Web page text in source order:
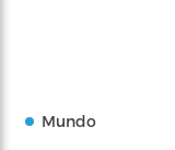
Mundo